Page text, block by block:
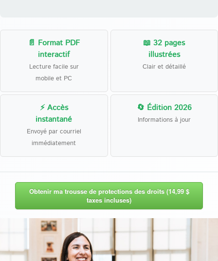
📄 Format PDF
interactif
Lecture facile sur
mobile et PC
📖 32 pages
illustrées
Clair et détaillé
⚡ Accès
instantané
Envoyé par courriel
immédiatement
🔄 Édition 2026
Informations à jour
Obtenir ma trousse de protections des droits (14,99 $
taxes incluses)